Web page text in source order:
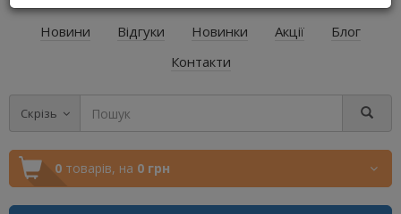
Новини Відгуки Новинки Акції
Блог
Контакти
Скрізь
0 товарів, на 0 грн